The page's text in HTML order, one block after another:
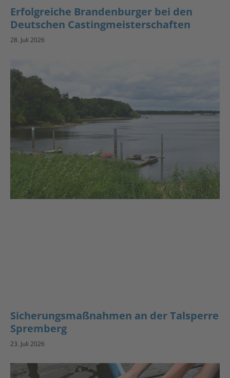
Erfolgreiche Brandenburger bei den
Deutschen Castingmeisterschaften
28. Juli 2026
Sicherungsmaßnahmen an der Talsperre
Spremberg
23. Juli 2026